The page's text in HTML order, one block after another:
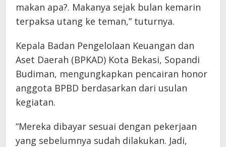
makan apa?. Makanya sejak bulan kemarin
terpaksa utang ke teman,” tuturnya.
Kepala Badan Pengelolaan Keuangan dan
Aset Daerah (BPKAD) Kota Bekasi, Sopandi
Budiman, mengungkapkan pencairan honor
anggota BPBD berdasarkan dari usulan
kegiatan.
“Mereka dibayar sesuai dengan pekerjaan
yang sebelumnya sudah dilakukan. Jadi,